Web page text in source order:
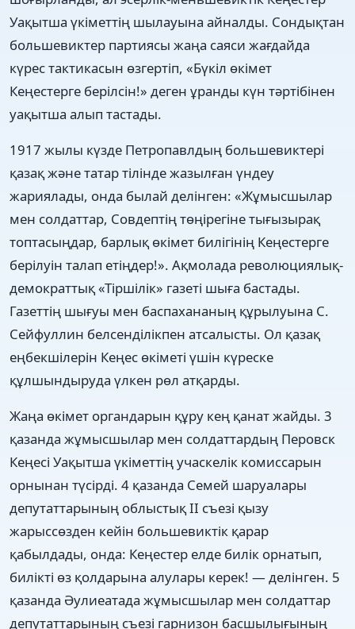
Уақытша үкіметтің шылауына айналды. Сондықтан
большевиктер партиясы жаңа саяси жағдайда
күрес тактикасын өзгертіп, «Бүкіл өкімет
Кеңестерге берілсін!» деген ұранды күн тәртібінен
уақытша алып тастады.
1917 жылы күзде Петропавлдың большевиктері
қазақ және татар тілінде жазылған үндеу
жариялады, онда былай делінген: «Жұмысшылар
мен солдаттар, Совдептің төңірегіне тығызырақ
топтасыңдар, барлық өкімет билігінің Кеңестерге
берілуін талап етіңдер!». Ақмолада революциялық-
демократтық «Тіршілік» газеті шыға бастады.
Газеттің шығуы мен баспахананың құрылуына С.
Сейфуллин белсенділікпен атсалысты. Ол қазақ
еңбекшілерін Кеңес өкіметі үшін күреске
құлшындыруда үлкен рөл атқарды.
Жаңа өкімет органдарын құру кең қанат жайды. 3
қазанда жұмысшылар мен солдаттардың Перовск
Кеңесі Уақытша үкіметтің учаскелік комиссарын
орнынан түсірді. 4 қазанда Семей шаруалары
депутаттарының облыстық II съезі қызу
жарыссөзден кейін большевиктік қарар
қабылдады, онда: Кеңестер елде билік орнатып,
билікті өз қолдарына алулары керек! — делінген. 5
қазанда Әулиеатада жұмысшылар мен солдаттар
депутаттарының съезі гарнизон басшылығының